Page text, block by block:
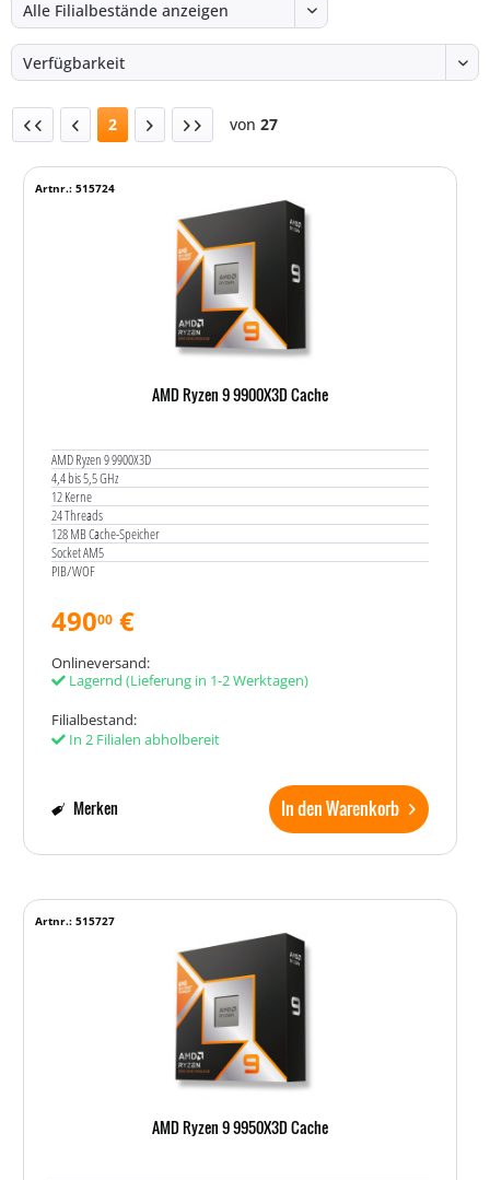
2 von 27
AMD Ryzen 9 9900X3D Cache
AMD Ryzen 9 9900X3D
4,4 bis 5,5 GHz
12 Kerne
24 Threads
128 MB Cache-Speicher
Socket AM5
PIB/WOF
Artnr.: 515724
49000 €
Onlineversand:
Lagernd (Lieferung in 1-2 Werktagen)
Filialbestand:
In 2 Filialen abholbereit
In den Warenkorb
Merken
AMD Ryzen 9 9950X3D Cache
Artnr.: 515727